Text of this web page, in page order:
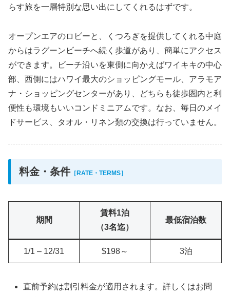
らす旅を一層特別な思い出にしてくれるはずです。
オープンエアのロビーと、くつろぎを提供してくれる中庭
からはラグーンビーチへ続く歩道があり、簡単にアクセス
ができます。ビーチ沿いを東側に向かえばワイキキの中心
部、西側にはハワイ最大のショッピングモール、アラモア
ナ・ショッピングセンターがあり、どちらも徒歩圏内と利
便性も環境もいいコンドミニアムです。なお、毎日のメイ
ドサービス、タオル・リネン類の交換は行っていません。
料金・条件［RATE・TERMS］
期間
賃料1泊
（3名迄）
最低宿泊数
1/1 – 12/31 $198～ 3泊
直前予約は割引料金が適用されます。詳しくはお問